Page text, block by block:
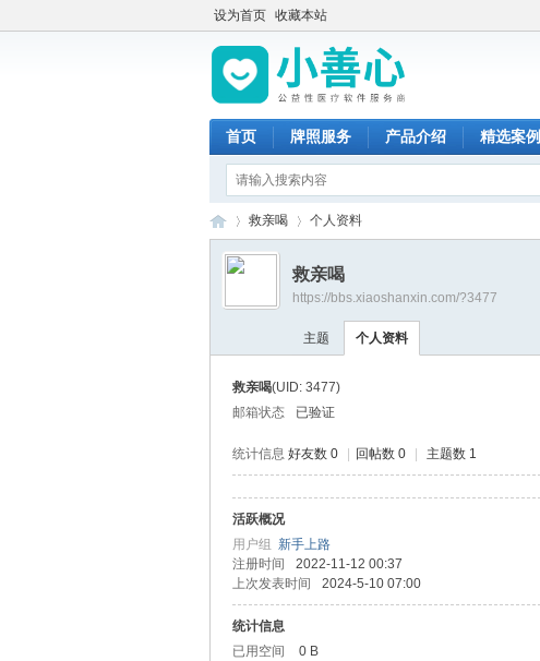
设为首页 收藏本站
首页 牌照服务 产品介绍 精选案例
›
救亲喝 个人资料
救亲喝
https://bbs.xiaoshanxin.com/?3477
主题 个人资料
救亲喝(UID: 3477)
邮箱状态
已验证
统计信息 好友数 0 回帖数 0 主题数 1
活跃概况
用户组 新手上路
注册时间
2022-11-12 00:37
上次发表时间
2024-5-10 07:00
统计信息
已用空间
0 B